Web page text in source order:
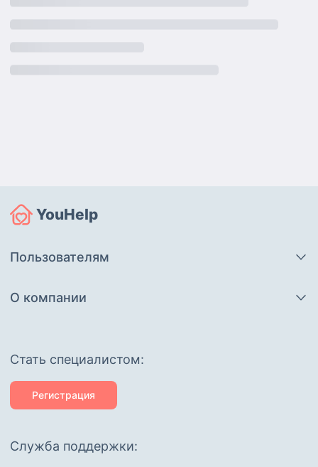
YouHelp
Пользователям
О компании
Cтать специалистом:
Регистрация
Служба поддержки: